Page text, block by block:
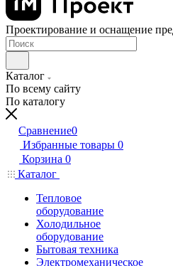
Проектирование и оснащение
Каталог
По всему сайту
По каталогу
Сравнение0
Избранные товары 0
Корзина 0
Каталог
Тепловое
оборудование
Холодильное
оборудование
Бытовая техника
Электромеханическое